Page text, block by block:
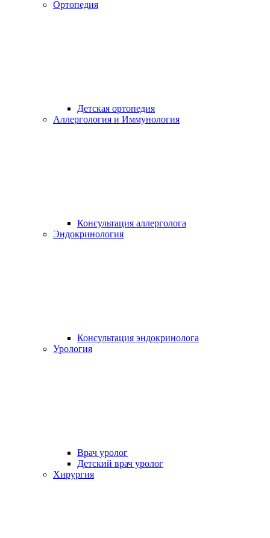
Ортопедия
Детская ортопедия
Аллергология и Иммунология
Консультация аллерголога
Эндокринология
Консультация эндокринолога
Урология
Врач уролог
Детский врач уролог
Хирургия